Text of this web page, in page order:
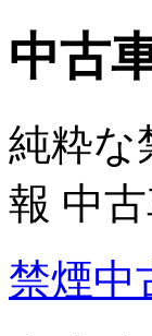
中古
純粋な
報 中古
禁煙中